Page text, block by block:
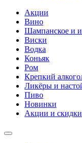
Акции
Вино
Шампанское и
Виски
Водка
Коньяк
Ром
Крепкий
Ликёры и
Пиво
Новинки
Акции и скидки